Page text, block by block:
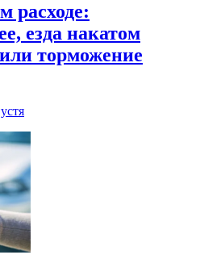
расходе:
езда накатом
торможение